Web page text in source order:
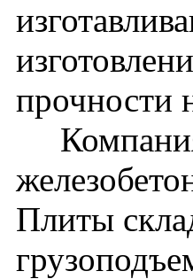
прочности
Плиты